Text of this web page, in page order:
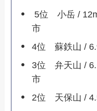
5位 小岳 /
市
4位 蘇鉄山 /
3位 弁天山 /
市
2位 天保山 /